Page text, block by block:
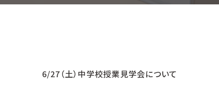
6/27（土）中学校授業見学会について